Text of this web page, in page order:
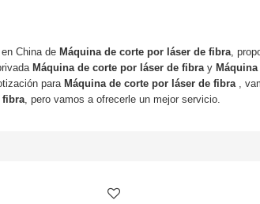
en China deMáquina de corte por láser de fibra ,
Máquina de corte por láser de fibra y
paraMáquina de corte por láser de fibra ,
fibra , pero vamos a ofrecerle un mejor servicio.